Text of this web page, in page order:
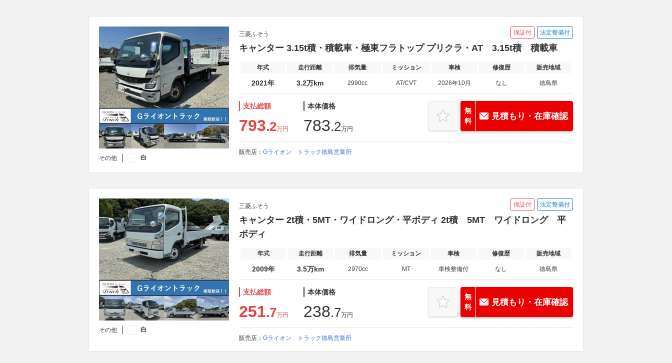
その他 白
三菱ふそう 保証付 法定整備付
キャンター 3.15t積・積載車・極東フラトップ プリクラ・AT 3.15t積 積載車
年式 走行距離 排気量 ミッション 車検 修復歴 販売地域
2021年 3.2万km 2990cc AT/CVT 2026年10月 なし 徳島県
支払総額
793.2万円
本体価格
783.2万円
無
料
見積もり・在庫確認
販売店： Gライオン トラック徳島営業所
その他 白
三菱ふそう 保証付 法定整備付
キャンター 2t積・5MT・ワイドロング・平ボディ 2t積 5MT ワイドロング 平
ボディ
年式 走行距離 排気量 ミッション 車検 修復歴 販売地域
2009年 3.5万km 2970cc MT 車検整備付 なし 徳島県
支払総額
251.7万円
本体価格
238.7万円
無
料
見積もり・在庫確認
販売店： Gライオン トラック徳島営業所